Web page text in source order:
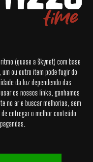
(quase a Skynet) com base
ou outro item pode fugir do
da luz dependendo das
os nossos links, ganhamos
no ar e buscar melhorias, sem
entregar o melhor conteúdo